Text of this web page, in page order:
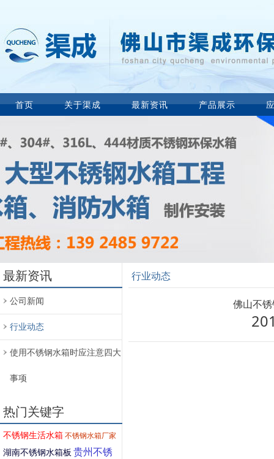
首页 关于渠成 最新资讯 产品展示
最新资讯
公司新闻
行业动态
使用不锈钢水箱时应注意四大
事项
热门关键字
不锈钢生活水箱不锈钢水箱厂家
湖南不锈钢水箱板 贵州不锈
行业动态
佛山不